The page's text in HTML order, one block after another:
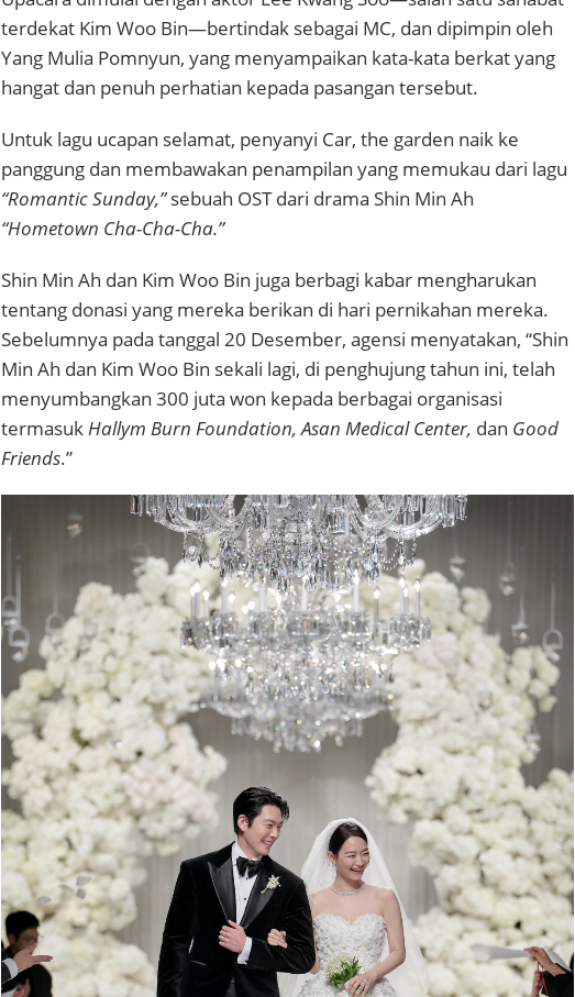
terdekat Kim Woo Bin—bertindak sebagai MC, dan dipimpin oleh
Yang Mulia Pomnyun, yang menyampaikan kata-kata berkat yang
hangat dan penuh perhatian kepada pasangan tersebut.
Untuk lagu ucapan selamat, penyanyi Car, the garden naik ke
panggung dan membawakan penampilan yang memukau dari lagu
“Romantic Sunday,”sebuah OST dari drama Shin Min Ah
“Hometown Cha-Cha-Cha.”
Shin Min Ah dan Kim Woo Bin juga berbagi kabar mengharukan
tentang donasi yang mereka berikan di hari pernikahan mereka.
Sebelumnya pada tanggal 20 Desember, agensi menyatakan, “Shin
Min Ah dan Kim Woo Bin sekali lagi, di penghujung tahun ini, telah
menyumbangkan 300 juta won kepada berbagai organisasi
termasukHallym Burn Foundation, Asan Medical Center, dan Good
Friends.”